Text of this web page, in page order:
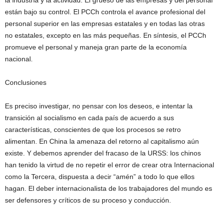
están bajo su control. El PCCh controla el avance profesional del
personal superior en las empresas estatales y en todas las otras
no estatales, excepto en las más pequeñas. En síntesis, el PCCh
promueve el personal y maneja gran parte de la economía
nacional.
Conclusiones
Es preciso investigar, no pensar con los deseos, e intentar la
transición al socialismo en cada país de acuerdo a sus
características, conscientes de que los procesos se retro
alimentan. En China la amenaza del retorno al capitalismo aún
existe. Y debemos aprender del fracaso de la URSS: los chinos
han tenido la virtud de no repetir el error de crear otra Internacional
como la Tercera, dispuesta a decir “amén” a todo lo que ellos
hagan. El deber internacionalista de los trabajadores del mundo es
ser defensores y críticos de su proceso y conducción.